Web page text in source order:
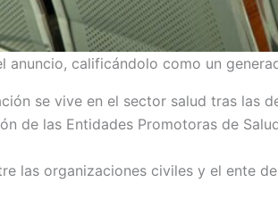
calificándolo como un
se vive en el sector salud tras las
de las Entidades Promotoras de
las organizaciones civiles y el ente